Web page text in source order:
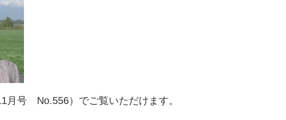
月号 No.556）でご覧いただけます。